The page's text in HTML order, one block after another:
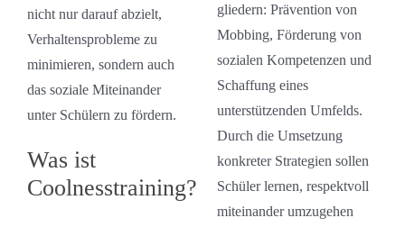
nicht nur darauf abzielt,
Verhaltensprobleme zu
minimieren, sondern auch
das soziale Miteinander
unter Schülern zu fördern.
Was ist
Coolnesstraining?
gliedern: Prävention von
Mobbing, Förderung von
sozialen Kompetenzen und
Schaffung eines
unterstützenden Umfelds.
Durch die Umsetzung
konkreter Strategien sollen
Schüler lernen, respektvoll
miteinander umzugehen